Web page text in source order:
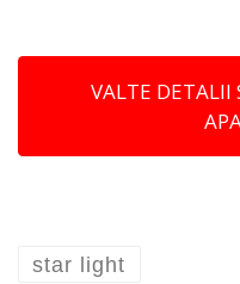
VALTE DETALII
star light